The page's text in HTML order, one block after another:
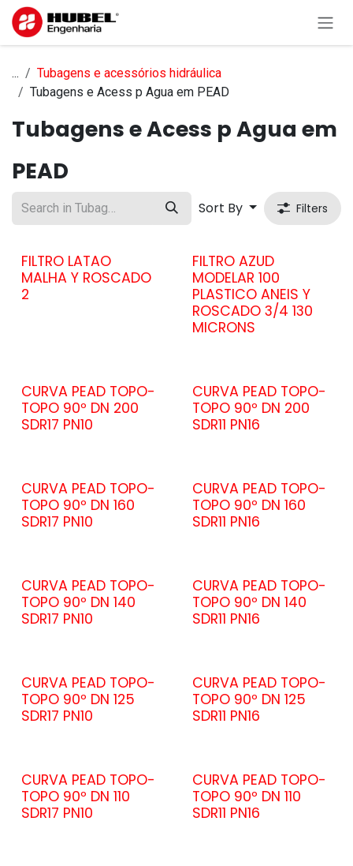
Skip to Content
...
Tubagens e acessórios hidráulica
Tubagens e Acess p Agua em PEAD
Tubagens e Acess p Agua em
PEAD
Sort By Filters
FILTRO LATAO
MALHA Y ROSCADO
2
FILTRO AZUD
MODELAR 100
PLASTICO ANEIS Y
ROSCADO 3/4 130
MICRONS
CURVA PEAD TOPO-
TOPO 90º DN 200
SDR17 PN10
CURVA PEAD TOPO-
TOPO 90º DN 200
SDR11 PN16
CURVA PEAD TOPO-
TOPO 90º DN 160
SDR17 PN10
CURVA PEAD TOPO-
TOPO 90º DN 160
SDR11 PN16
CURVA PEAD TOPO-
TOPO 90º DN 140
SDR17 PN10
CURVA PEAD TOPO-
TOPO 90º DN 140
SDR11 PN16
CURVA PEAD TOPO-
TOPO 90º DN 125
SDR17 PN10
CURVA PEAD TOPO-
TOPO 90º DN 125
SDR11 PN16
CURVA PEAD TOPO-
TOPO 90º DN 110
SDR17 PN10
CURVA PEAD TOPO-
TOPO 90º DN 110
SDR11 PN16